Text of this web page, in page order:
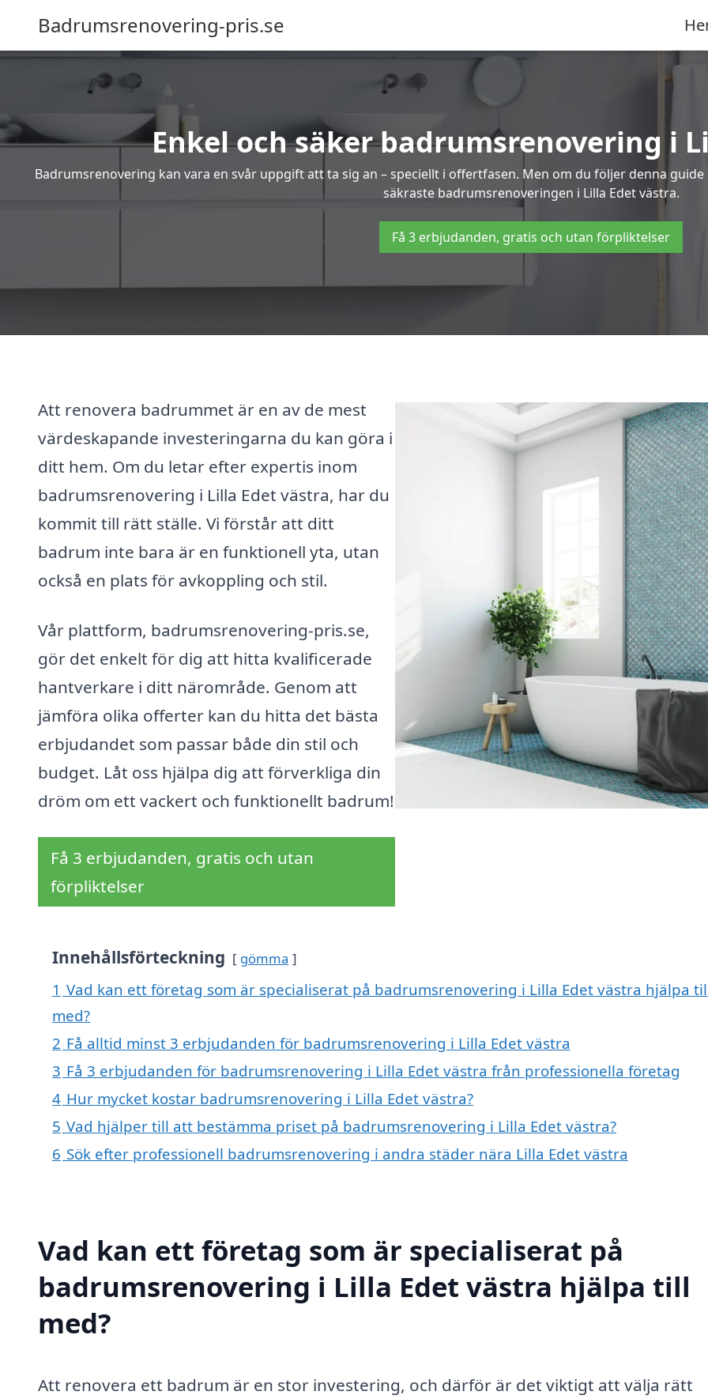
Badrumsrenovering-pris.se
Enkel och säker badrumsrenovering i
Badrumsrenovering kan vara en svår uppgift att ta sig an – speciellt i offertfasen. Men om du följer denna
säkraste badrumsrenoveringen i Lilla Edet västra.
Få 3 erbjudanden, gratis och utan förpliktelser
Att renovera badrummet är en av de mest
värdeskapande investeringarna du kan göra i
ditt hem. Om du letar efter expertis inom
badrumsrenovering i Lilla Edet västra, har du
kommit till rätt ställe. Vi förstår att ditt
badrum inte bara är en funktionell yta, utan
också en plats för avkoppling och stil.
Vår plattform, badrumsrenovering-pris.se,
gör det enkelt för dig att hitta kvalificerade
hantverkare i ditt närområde. Genom att
jämföra olika offerter kan du hitta det bästa
erbjudandet som passar både din stil och
budget. Låt oss hjälpa dig att förverkliga din
dröm om ett vackert och funktionellt badrum!
Få 3 erbjudanden, gratis och utan
förpliktelser
Innehållsförteckning gömma
1 Vad kan ett företag som är specialiserat på badrumsrenovering i Lilla Edet västra hjälpa
med?
2 Få alltid minst 3 erbjudanden för badrumsrenovering i Lilla Edet västra
3 Få 3 erbjudanden för badrumsrenovering i Lilla Edet västra från professionella företag
4 Hur mycket kostar badrumsrenovering i Lilla Edet västra?
5 Vad hjälper till att bestämma priset på badrumsrenovering i Lilla Edet västra?
6 Sök efter professionell badrumsrenovering i andra städer nära Lilla Edet västra
Vad kan ett företag som är specialiserat på
badrumsrenovering i Lilla Edet västra hjälpa till
med?
Att renovera ett badrum är en stor investering, och därför är det viktigt att välja rätt